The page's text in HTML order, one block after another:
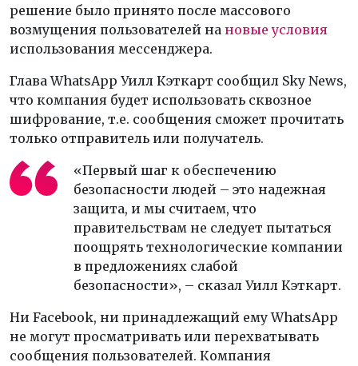
решение было принято после массового
возмущения пользователей на новые условия
использования мессенджера.
Глава WhatsApp Уилл Кэткарт сообщил Sky News,
что компания будет использовать сквозное
шифрование, т.е. сообщения сможет прочитать
только отправитель или получатель.
«Первый шаг к обеспечению
безопасности людей – это надежная
защита, и мы считаем, что
правительствам не следует пытаться
поощрять технологические компании
в предложениях слабой
безопасности», – сказал Уилл Кэткарт.
Ни Facebook, ни принадлежащий ему WhatsApp
не могут просматривать или перехватывать
сообщения пользователей. Компания